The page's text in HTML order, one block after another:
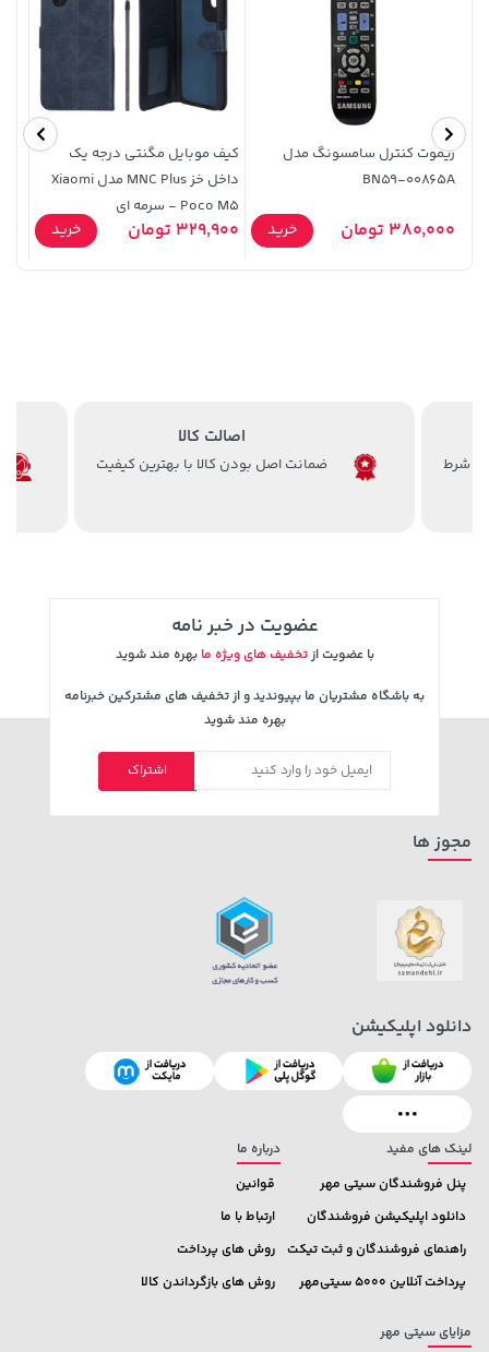
ریموت کنترل سامسونگ مدل
BN59-00865A
380,000 تومان خرید
کیف موبایل مگنتی درجه یک
داخل خز MNC Plus مدل Xiaomi
Poco M5 - سرمه ای
329,900 تومان خرید
اصالت کالا
ضمانت اصل بودن کالا با بهترین کیفیت
عضویت در خبر نامه
با عضویت ازتخفیف های ویژه ما بهره مند شوید
به باشگاه مشتریان ما بپیوندید و از تخفیف های مشترکین خبرنامه
بهره مند شوید
اشتراک
لینک های مفید
پنل فروشندگان سیتی مهر
دانلود اپلیکیشن فروشندگان
راهنمای فروشندگان و ثبت تیکت
پرداخت آنلاین 5000 سیتی‌مهر
درباره ما
قوانین
ارتباط با ما
روش های پرداخت
روش های بازگرداندن کالا
مزایای سیتی مهر
مجوز ها
دانلود اپلیکیشن